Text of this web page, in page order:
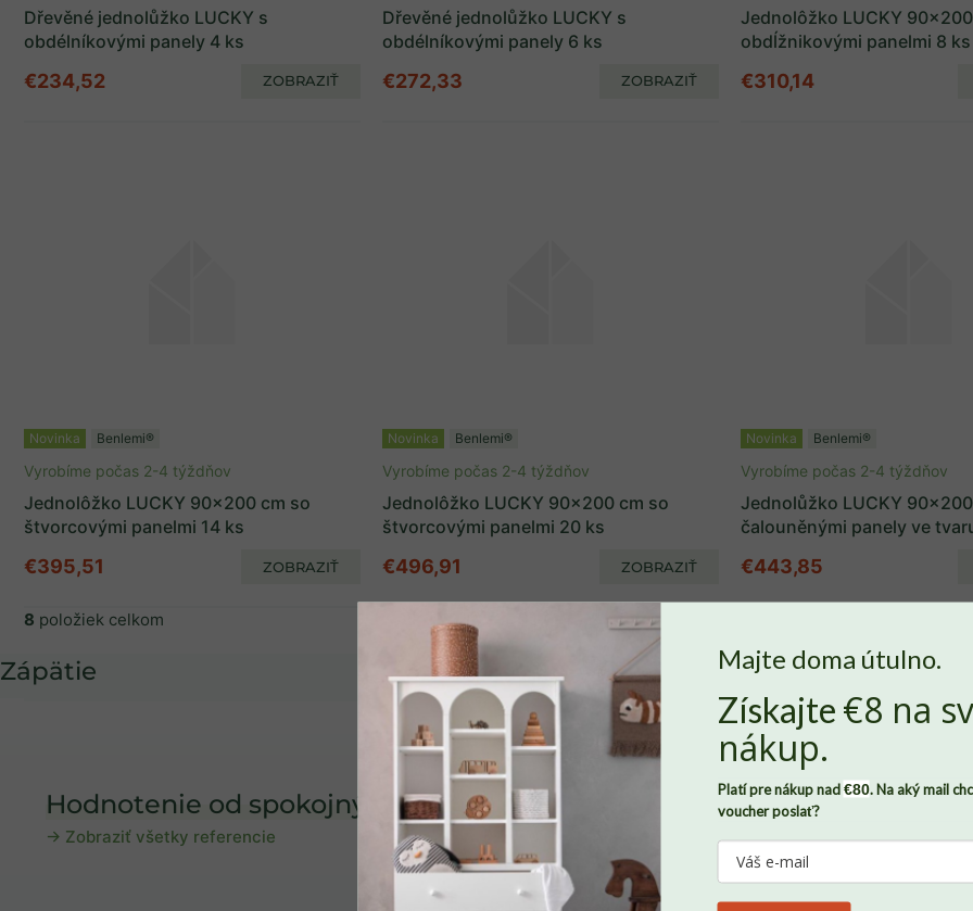
Nech sa v Benlemi cítite ako doma , potrebujeme od vás súhlas so
súbormicookies
. Len vďaka nim môžeme zaznamenávať, ako sa
vám u nás páči a dokážeme domov Benlemi neustále zveľaďovať.
Všetky údaje budú pod našou strechu v úplnom bezpečí. Svoj
súhlas môžete zároveň kedykoľvek odvolať, stačí nám napísať.
Viac o tom, ako chránime vaše osobné údaje, nájdete
Dřevěné jednolůžko LUCKY s
obdélníkovými panely 4 ks
€234,52 ZOBRAZIŤ
Dřevěné jednolůžko LUCKY s
obdélníkovými panely 6 ks
€272,33 ZOBRAZIŤ
Jednolôžko LUCKY
obdĺžnikovými panelmi 8 ks
€310,14
Novinka Benlemi®
Jednolôžko LUCKY 90x200 cm so
štvorcovými panelmi 14 ks
Vyrobíme počas 2-4 týždňov
€395,51 ZOBRAZIŤ
Novinka Benlemi®
Jednolôžko LUCKY 90x200 cm so
štvorcovými panelmi 20 ks
Vyrobíme počas 2-4 týždňov
€496,91 ZOBRAZIŤ
Novinka Benlemi®
Jednolůžko LUCKY
čalouněnými panely ve
Vyrobíme počas 2-4 týždňov
€443,85
8 položiek celkom
Zápätie
Hodnotenie od spokojných rodičov a detí
→ Zobraziť všetky referencie
Majte doma útulno.
Získajte €8 na
nákup.
Platí pre nákup nad€80. Na aký mail
voucher poslať?